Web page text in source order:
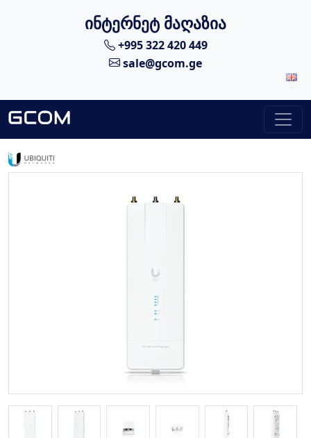
ინტერნეტ მაღაზია
+995 322 420 449
sale@gcom.ge